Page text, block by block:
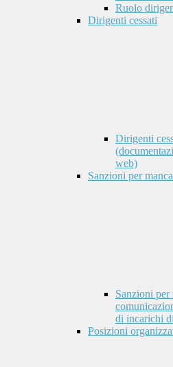
Ruolo
Dirigenti cessati
Dirigenti
web)
Sanzioni per
Sanzioni per
di incarichi
Posizioni